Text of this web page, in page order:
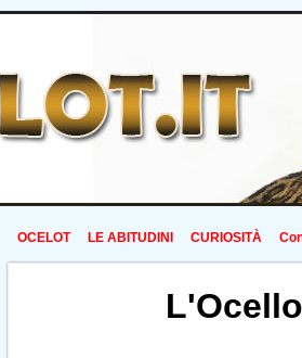
OCELOT LE ABITUDINI CURIOSITÀ